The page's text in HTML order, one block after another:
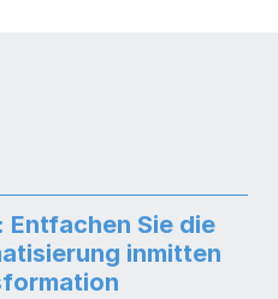
Entfachen Sie die
inmitten